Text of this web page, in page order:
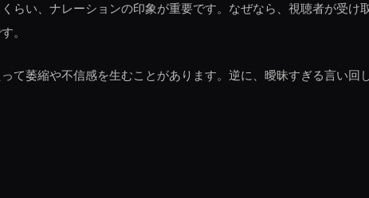
らい、ナレーションの印象が重要です。なぜなら、視聴者が受
。
て萎縮や不信感を生むことがあります。逆に、曖昧すぎる言い回